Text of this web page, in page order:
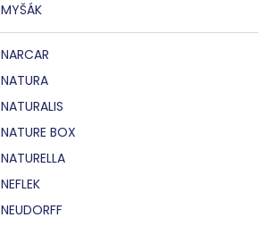
MYŠÁK
NARCAR
NATURA
NATURALIS
NATURE BOX
NATURELLA
NEFLEK
NEUDORFF